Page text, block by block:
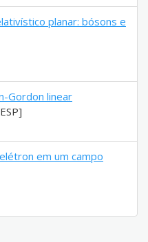
planar: bósons e
Gordon linear
em um campo